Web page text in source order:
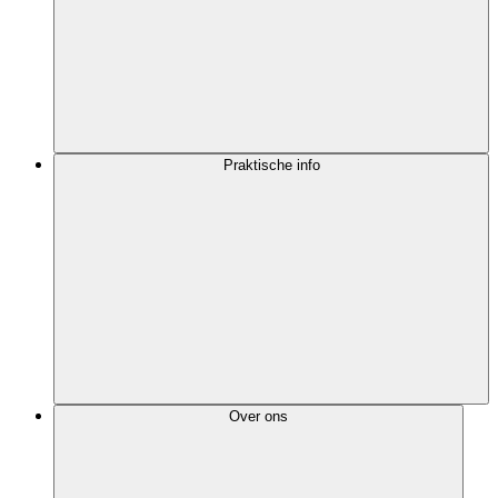
Praktische info
Over ons